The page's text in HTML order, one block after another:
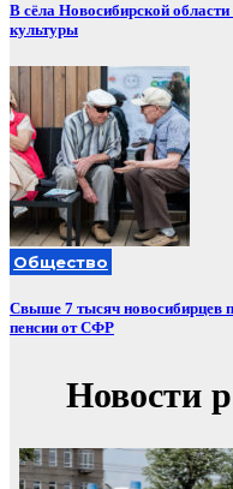
В сёла Новосибирской
культуры
Общество
Свыше 7 тысяч новосибирцев
пенсии от СФР